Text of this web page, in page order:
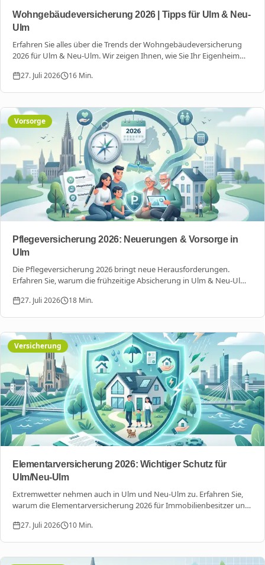
Wohngebäudeversicherung 2026 | Tipps für Ulm & Neu-
Ulm
Erfahren Sie alles über die Trends der Wohngebäudeversicherung
2026 für Ulm & Neu-Ulm. Wir zeigen Ihnen, wie Sie Ihr Eigenheim
27. Juli 2026 16 Min.
Vorsorge
Pflegeversicherung 2026: Neuerungen & Vorsorge in
Ulm
Die Pflegeversicherung 2026 bringt neue Herausforderungen.
Erfahren Sie, warum die frühzeitige Absicherung in Ulm & Neu-Ulm
27. Juli 2026 18 Min.
Versicherung
Elementarversicherung 2026: Wichtiger Schutz für
Ulm/Neu-Ulm
Extremwetter nehmen auch in Ulm und Neu-Ulm zu. Erfahren Sie,
warum die Elementarversicherung 2026 für Immobilienbesitzer und
Starkregen abzusichern.
27. Juli 2026 10 Min.